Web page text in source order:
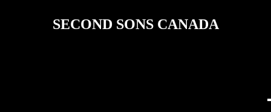
SECOND SONS CANADA